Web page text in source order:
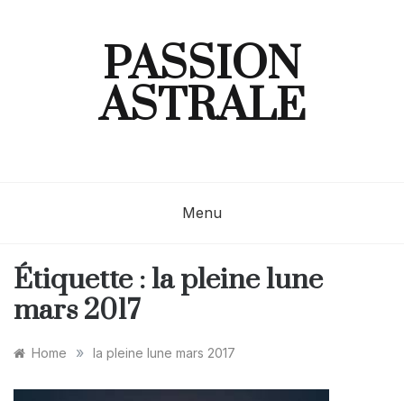
PASSION
ASTRALE
Menu
Étiquette :la pleine lune
mars 2017
Home » la pleine lune mars 2017